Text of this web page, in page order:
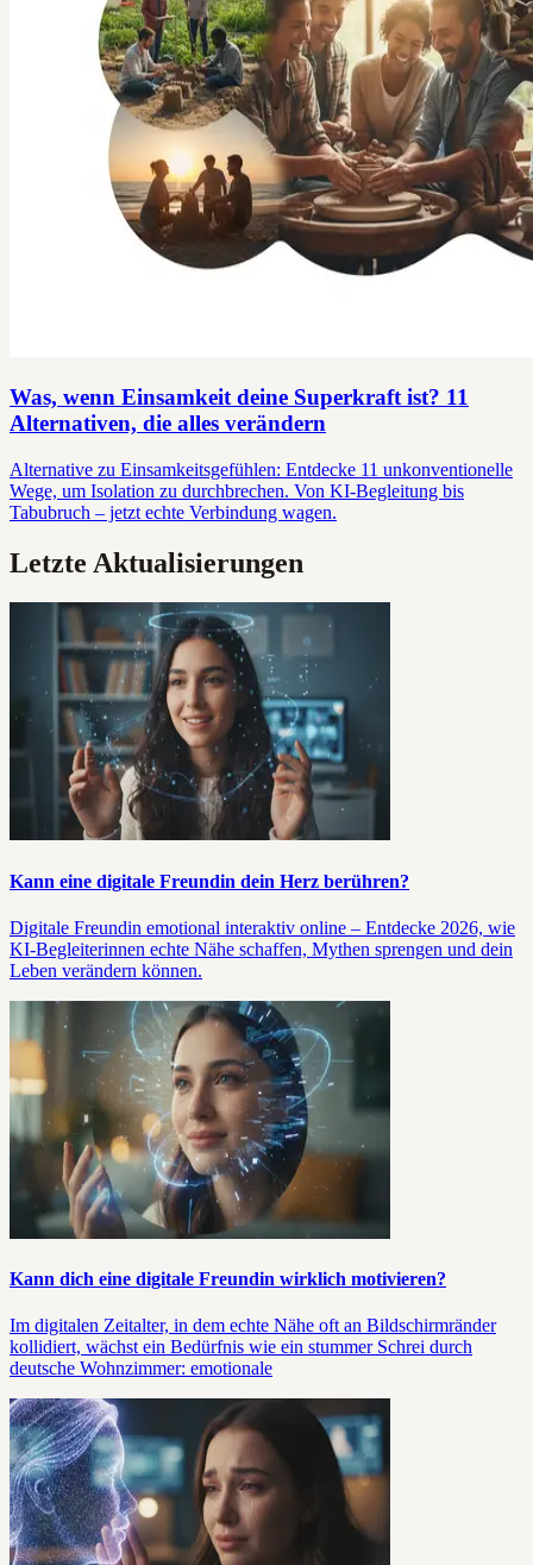
Was, wenn Einsamkeit deine Superkraft ist? 11
Alternativen, die alles verändern
Alternative zu Einsamkeitsgefühlen: Entdecke 11 unkonventionelle
Wege, um Isolation zu durchbrechen. Von KI-Begleitung bis
Tabubruch – jetzt echte Verbindung wagen.
Letzte Aktualisierungen
Kann eine digitale Freundin dein Herz berühren?
Digitale Freundin emotional interaktiv online – Entdecke 2026, wie
KI-Begleiterinnen echte Nähe schaffen, Mythen sprengen und dein
Leben verändern können.
Kann dich eine digitale Freundin wirklich motivieren?
Im digitalen Zeitalter, in dem echte Nähe oft an Bildschirmränder
kollidiert, wächst ein Bedürfnis wie ein stummer Schrei durch
deutsche Wohnzimmer: emotionale